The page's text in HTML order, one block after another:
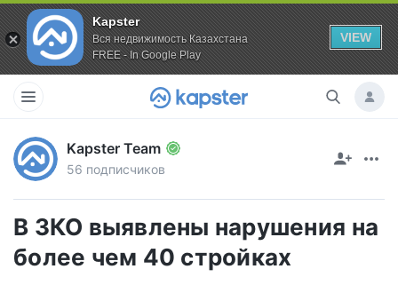
Kapster
Вся недвижимость Казахстана
FREE - In Google Play
VIEW
Kapster Team
56 подписчиков
В ЗКО выявлены нарушения на
более чем 40 стройках